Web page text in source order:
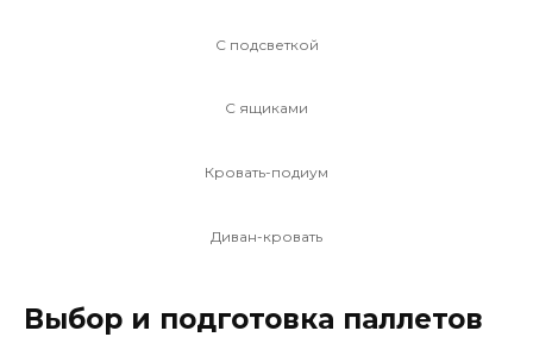
С подсветкой
С ящиками
Кровать-подиум
Диван-кровать
Выбор и подготовка паллетов